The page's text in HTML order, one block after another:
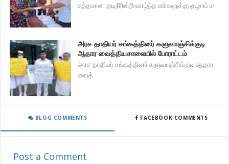
சுத்தமான குடிநீரின்றி வாழ்ந்த மக்களுக்கு குழாய் ம
அரச தாதியர் சங்கத்தினர் களுவாஞ்சிக்குடி
ஆதார வைத்தியசாலையில் போராட்டம்
அரச தாதியர் சங்கத்தினர் களுவாஞ்சிக்குடி ஆதார
வைத்
BLOG COMMENTS FACEBOOK COMMENTS
Post a Comment